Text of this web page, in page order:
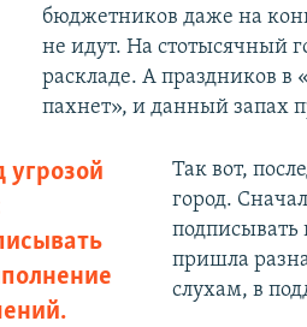
бюджетников даже на
не идут. На стотысячный
раскладе. А праздников в
пахнет», и данный запах
угрозой
Так вот,
город.
пришла
слухам, в